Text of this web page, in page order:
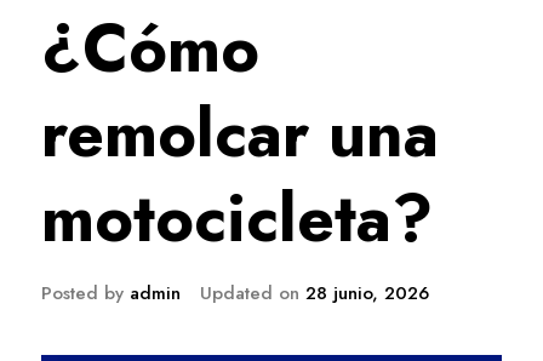
¿Cómo
remolcar una
motocicleta?
Posted by admin Updated on 28 junio, 2026